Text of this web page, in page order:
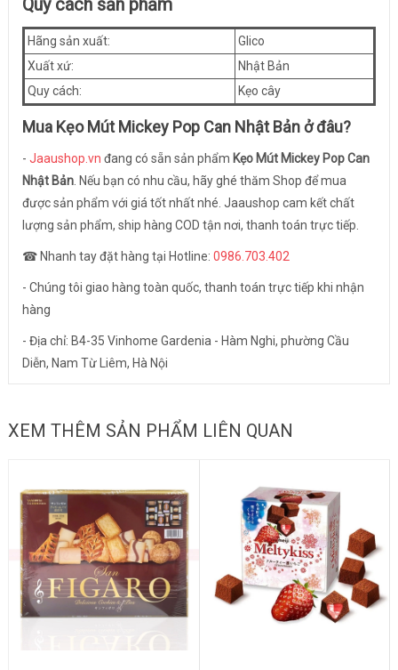
Quy cách sản phẩm
Hãng sản xuất:
Glico
Xuất xứ:
Nhật Bản
Quy cách:
Kẹo cây
Mua Kẹo Mút Mickey Pop Can Nhật Bảnở đâu?
- Jaaushop.vn đang có sẵn sản phẩm Kẹo Mút Mickey Pop Can
Nhật Bản. Nếu bạn có nhu cầu, hãy ghé thăm Shop để mua
được sản phẩm với giá tốt nhất nhé. Jaaushop cam kết chất
lượng sản phẩm, ship hàng COD tận nơi, thanh toán trực tiếp.
☎ Nhanh tay đặt hàng tại Hotline: 0986.703.402
- Chúng tôi giao hàng toàn quốc, thanh toán trực tiếp khi nhận
hàng
- Địa chỉ: B4-35 Vinhome Gardenia - Hàm Nghi, phường Cầu
Diễn, Nam Từ Liêm, Hà Nội
XEM THÊM SẢN PHẨM LIÊN QUAN